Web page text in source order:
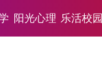
阳光心理 乐活校园